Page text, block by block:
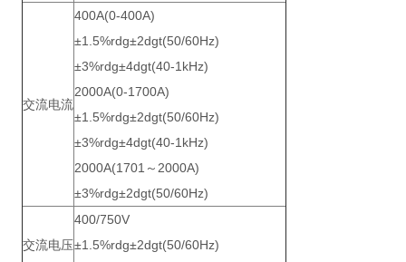
交流电流
400A(0-400A)
±1.5%rdg±2dgt(50/60Hz)
±3%rdg±4dgt(40-1kHz)
2000A(0-1700A)
±1.5%rdg±2dgt(50/60Hz)
±3%rdg±4dgt(40-1kHz)
2000A(1701～2000A)
±3%rdg±2dgt(50/60Hz)
交流电压
400/750V
±1.5%rdg±2dgt(50/60Hz)